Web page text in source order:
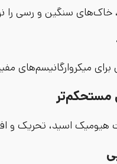
خاک‌های سنگین و رسی
برای
مستحکم‌تر
هیومیک اسید، تحریک